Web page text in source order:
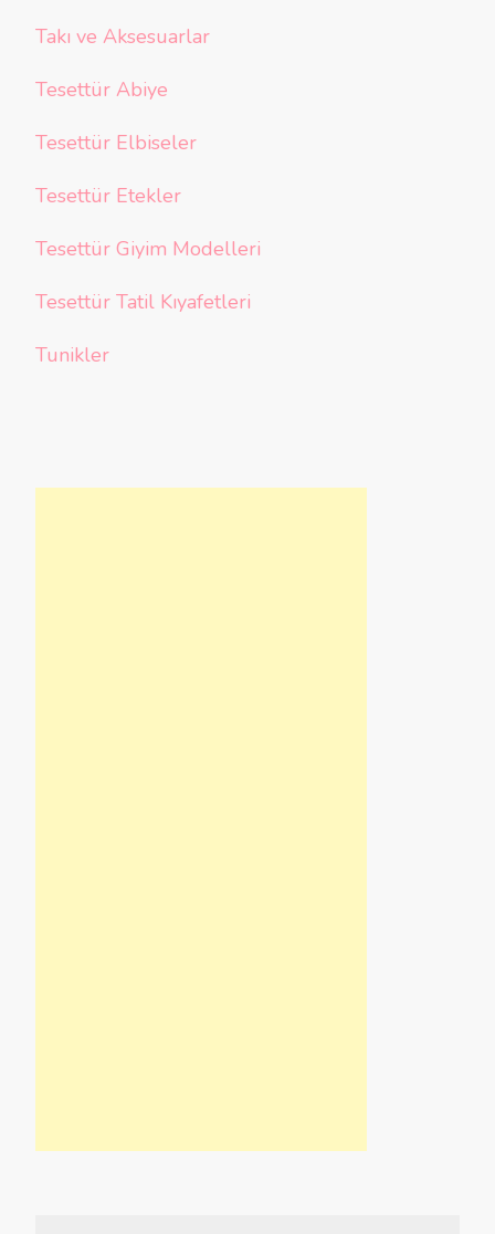
Takı ve Aksesuarlar
Tesettür Abiye
Tesettür Elbiseler
Tesettür Etekler
Tesettür Giyim Modelleri
Tesettür Tatil Kıyafetleri
Tunikler